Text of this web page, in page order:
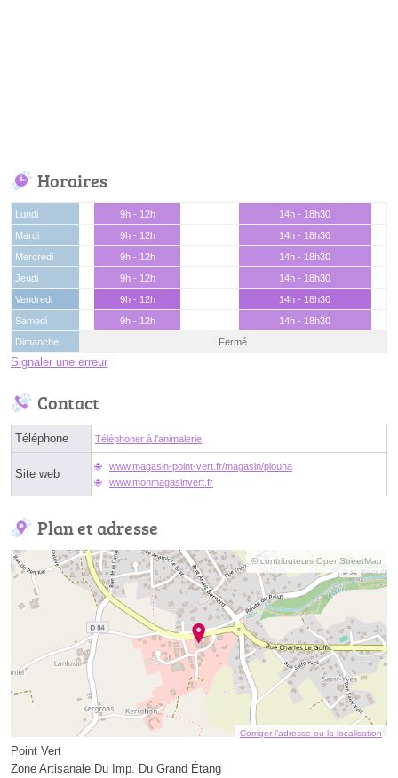
Horaires
Lundi 9h - 12h
14h - 18h30
Mardi
9h - 12h
14h - 18h30
Mercredi
9h - 12h
14h - 18h30
Jeudi
9h - 12h
14h - 18h30
Vendredi
9h - 12h
14h - 18h30
Samedi
9h - 12h
14h - 18h30
Dimanche
Fermé
Signaler une erreur
Contact
Téléphone Téléphoner à l'animalerie
Site web
www.magasin-point-vert.fr/magasin/plouha
www.monmagasinvert.fr
Plan et adresse
© contributeurs OpenStreetMap
Corriger l’adresse ou la localisation
Point Vert
Zone Artisanale Du Imp. Du Grand Étang